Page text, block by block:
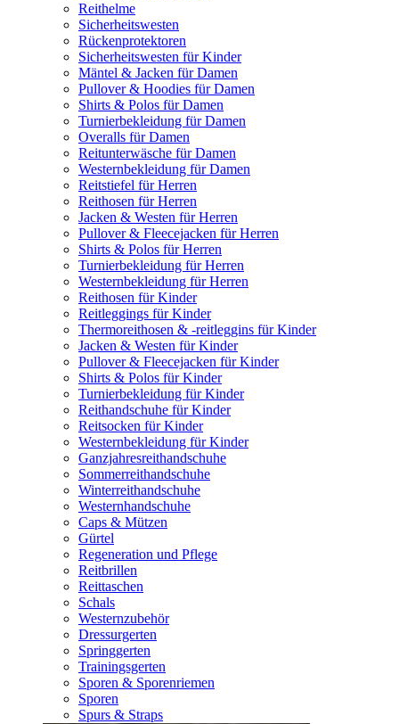
Reithelme
Sicherheitswesten
Rückenprotektoren
Sicherheitswesten für Kinder
Mäntel & Jacken für Damen
Pullover & Hoodies für Damen
Shirts & Polos für Damen
Turnierbekleidung für Damen
Overalls für Damen
Reitunterwäsche für Damen
Westernbekleidung für Damen
Reitstiefel für Herren
Reithosen für Herren
Jacken & Westen für Herren
Pullover & Fleecejacken für Herren
Shirts & Polos für Herren
Turnierbekleidung für Herren
Westernbekleidung für Herren
Reithosen für Kinder
Reitleggings für Kinder
Thermoreithosen & -reitleggins für Kinder
Jacken & Westen für Kinder
Pullover & Fleecejacken für Kinder
Shirts & Polos für Kinder
Turnierbekleidung für Kinder
Reithandschuhe für Kinder
Reitsocken für Kinder
Westernbekleidung für Kinder
Ganzjahresreithandschuhe
Sommerreithandschuhe
Winterreithandschuhe
Westernhandschuhe
Caps & Mützen
Gürtel
Regeneration und Pflege
Reitbrillen
Reittaschen
Schals
Westernzubehör
Dressurgerten
Springgerten
Trainingsgerten
Sporen & Sporenriemen
Sporen
Spurs & Straps